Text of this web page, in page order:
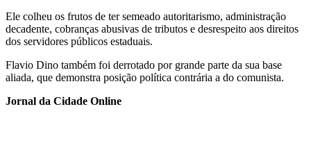
Ele colheu os frutos de ter semeado autoritarismo, administração
decadente, cobranças abusivas de tributos e desrespeito aos direitos
dos servidores públicos estaduais.
Flavio Dino também foi derrotado por grande parte da sua base
aliada, que demonstra posição política contrária a do comunista.
Jornal da Cidade Online